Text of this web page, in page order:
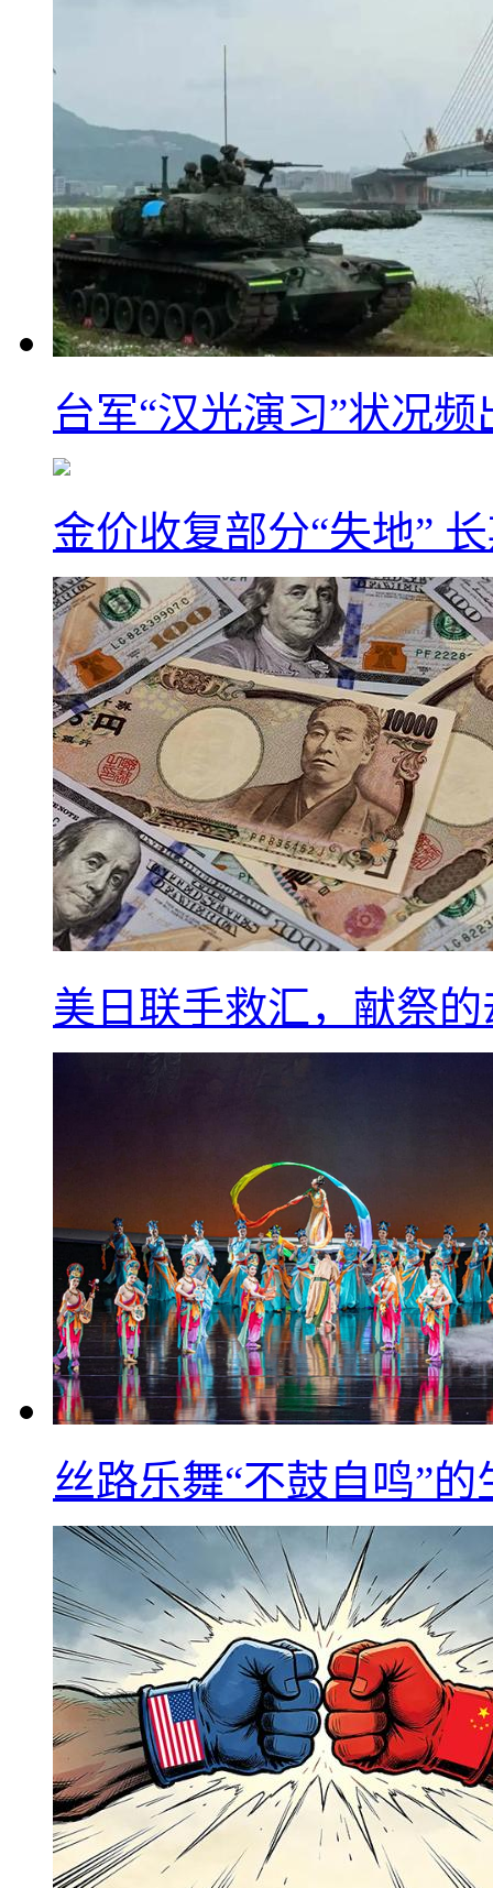
台军“汉光演习”状况
金价收复部分“失地”
美日联手救汇，献祭
丝路乐舞“不鼓自鸣”